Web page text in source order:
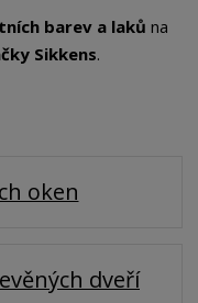
barev a laků na
Sikkens.
oken
dveří